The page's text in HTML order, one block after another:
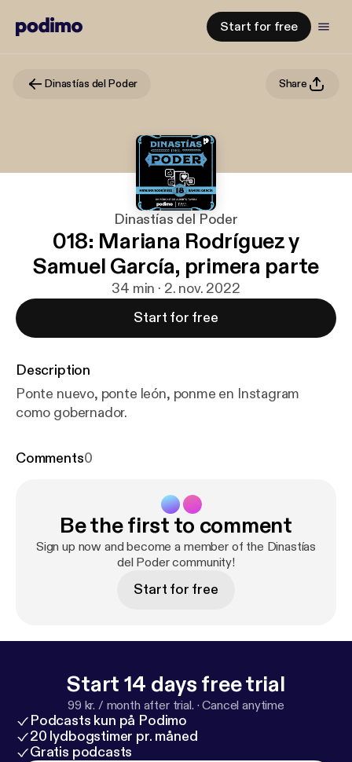
Start for free
Dinastías del Poder Share
Dinastías del Poder
018: Mariana Rodríguez y
Samuel García, primera parte
34 min · 2. nov. 2022
Start for free
Description
Ponte nuevo, ponte león, ponme en Instagram
como gobernador.
Comments0
Be the first to comment
Sign up now and become a member of the Dinastías
del Poder community!
Start for free
Start 14 days free trial
99 kr. / month after trial. ·Cancel anytime
Podcasts kun på Podimo
20 lydbogstimer pr. måned
Gratis podcasts